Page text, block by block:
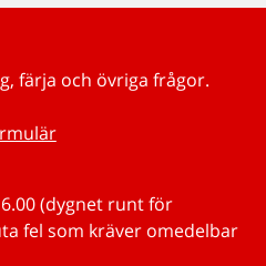
färja och övriga frågor.
(dygnet runt för
fel som kräver omedelbar